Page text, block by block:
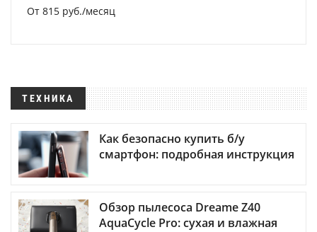
От 815 руб./месяц
ТЕХНИКА
Как безопасно купить б/у
смартфон: подробная инструкция
Обзор пылесоса Dreame Z40
AquaCycle Pro: сухая и влажная